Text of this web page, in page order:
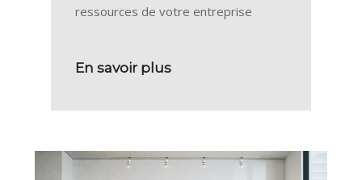
ressources de votre entreprise
En savoir plus